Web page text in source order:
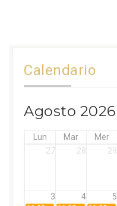
Calendario
Agosto 2026
Lun Mar Mer
27
28 29
3 4 5